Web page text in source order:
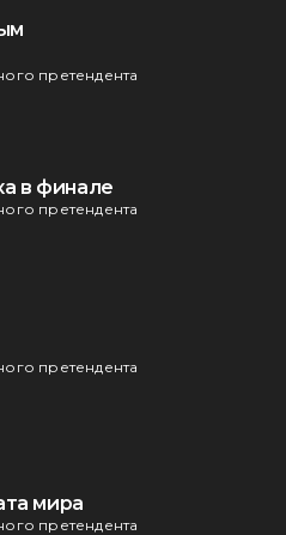
претендента
в финале
претендента
претендента
мира
претендента